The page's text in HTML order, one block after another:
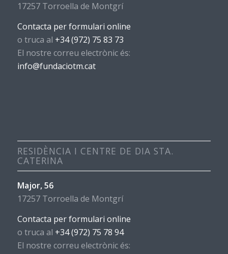
17257 Torroella de Montgrí
Contacta per formulari online
o truca al +34 (972) 75 83 73
El nostre correu electrònic és:
info@fundaciotm.cat
RESIDÈNCIA I CENTRE DE DIA STA.
CATERINA
Major, 56
17257 Torroella de Montgrí
Contacta per formulari online
o truca al +34 (972) 75 78 94
El nostre correu electrònic és: